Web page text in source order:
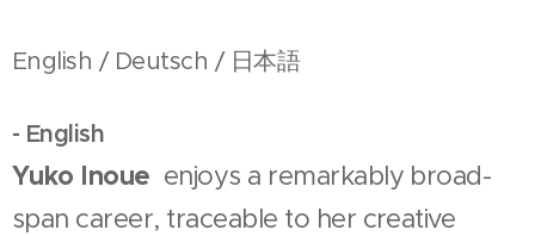
English / Deutsch / 日本語
- English
Yuko Inoue enjoys a remarkably broad-
span career, traceable to her creative